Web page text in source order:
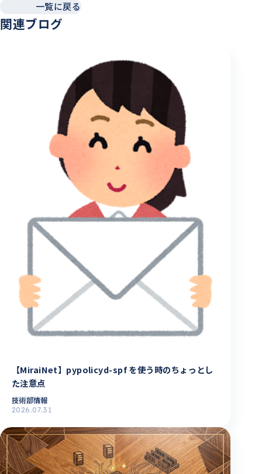
一覧に戻る
関連ブログ
【MiraiNet】pypolicyd-spf を使う時のちょっとし
た注意点
技術部情報
2026.07.31